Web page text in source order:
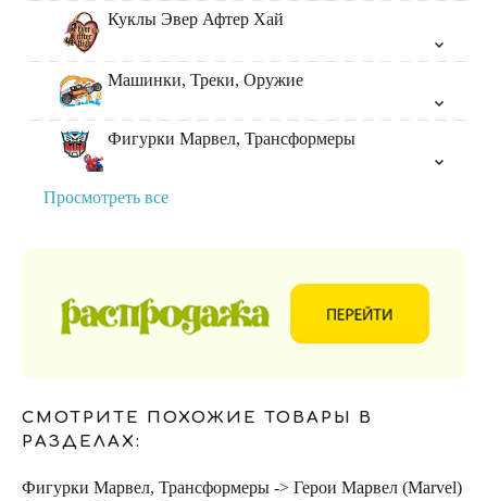
Куклы Эвер Афтер Хай
Машинки, Треки, Оружие
Фигурки Марвел, Трансформеры
Просмотреть все
СМОТРИТЕ ПОХОЖИЕ ТОВАРЫ В
РАЗДЕЛАХ:
Фигурки Марвел, Трансформеры -> Герои Марвел (Marvel)